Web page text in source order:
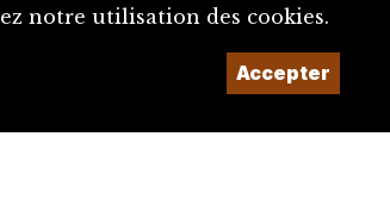
notre utilisation des cookies.
Accepter